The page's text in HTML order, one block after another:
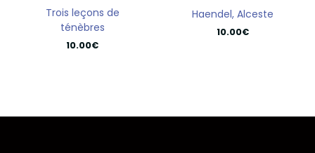
Trois leçons de
ténèbres
10.00€
Haendel, Alceste
10.00€